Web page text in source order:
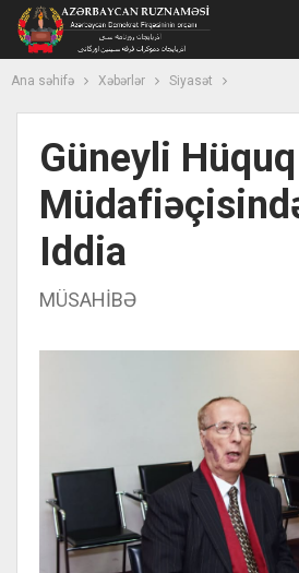
Ana səhifə Xəbərlər Siyasət
Güneyli Hüquq
Iddia
MÜSAHİBƏ